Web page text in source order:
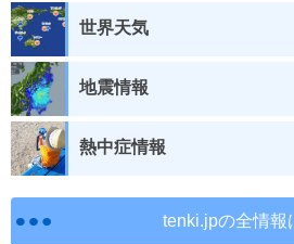
世界天気
地震情報
熱中症情報
tenki.jpの全情報